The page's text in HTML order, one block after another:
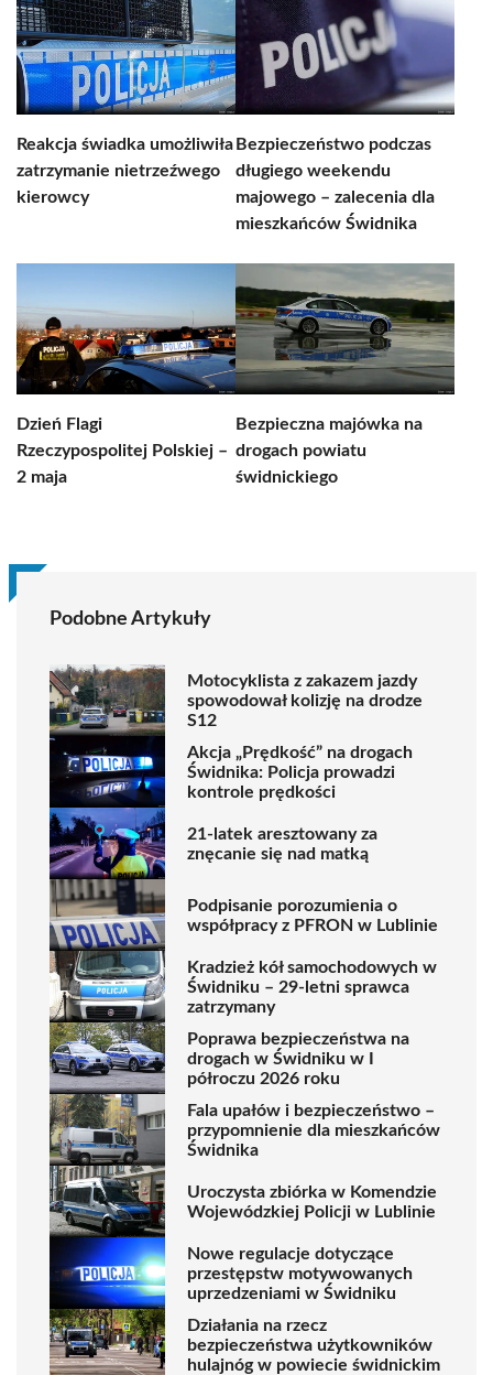
Reakcja świadka umożliwiła
zatrzymanie nietrzeźwego
kierowcy
Bezpieczeństwo podczas
długiego weekendu
majowego – zalecenia dla
mieszkańców Świdnika
Dzień Flagi
Rzeczypospolitej Polskiej –
2 maja
Bezpieczna majówka na
drogach powiatu
świdnickiego
Podobne Artykuły
Motocyklista z zakazem jazdy
spowodował kolizję na drodze
S12
Akcja „Prędkość” na drogach
Świdnika: Policja prowadzi
kontrole prędkości
21-latek aresztowany za
znęcanie się nad matką
Podpisanie porozumienia o
współpracy z PFRON w Lublinie
Kradzież kół samochodowych w
Świdniku – 29-letni sprawca
zatrzymany
Poprawa bezpieczeństwa na
drogach w Świdniku w I
półroczu 2026 roku
Fala upałów i bezpieczeństwo –
przypomnienie dla mieszkańców
Świdnika
Uroczysta zbiórka w Komendzie
Wojewódzkiej Policji w Lublinie
Nowe regulacje dotyczące
przestępstw motywowanych
uprzedzeniami w Świdniku
Działania na rzecz
bezpieczeństwa użytkowników
hulajnóg w powiecie świdnickim